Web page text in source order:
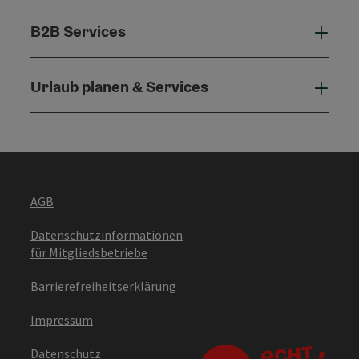
B2B Services
Urlaub planen & Services
AGB
Datenschutzinformationen
für Mitgliedsbetriebe
Barrierefreiheitserklärung
Impressum
Datenschutz